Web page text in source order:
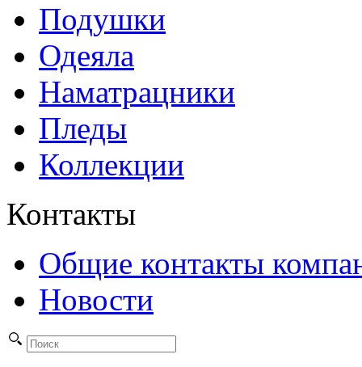
Подушки
Одеяла
Наматрацники
Пледы
Коллекции
Контакты
Общие контакты
Новости